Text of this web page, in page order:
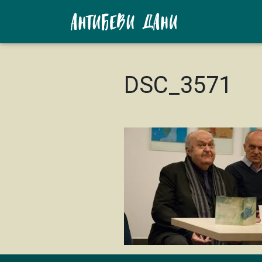
DSC_3571